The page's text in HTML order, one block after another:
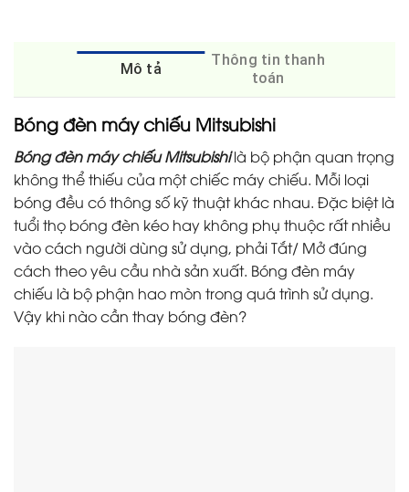
Mô tả
Thông tin thanh
toán
Bóng đèn máy chiếu Mitsubishi
Bóng đèn máy chiếu Mitsubishilà bộ phận quan trọng
không thể thiếu của một chiếc máy chiếu. Mỗi loại
bóng đều có thông số kỹ thuật khác nhau. Đặc biệt là
tuổi thọ bóng đèn kéo hay không phụ thuộc rất nhiều
vào cách người dùng sử dụng, phải Tắt/ Mở đúng
cách theo yêu cầu nhà sản xuất. Bóng đèn máy
chiếu là bộ phận hao mòn trong quá trình sử dụng.
Vậy khi nào cần thay bóng đèn?